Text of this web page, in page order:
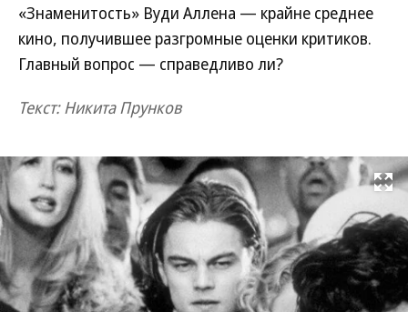
«Знаменитость» Вуди Аллена — крайне среднее
кино, получившее разгромные оценки критиков.
Главный вопрос — справедливо ли?
Текст: Никита Прунков
Развернуть